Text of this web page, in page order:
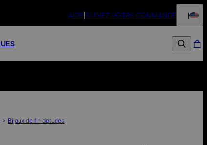
Retours
AIDE SUIVEZ VOTRE COMMANDE
Bijoux de fin detudes